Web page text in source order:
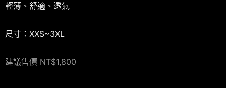
輕薄、舒適、透氣
尺寸：XXS~3XL
建議售價 NT$1,800